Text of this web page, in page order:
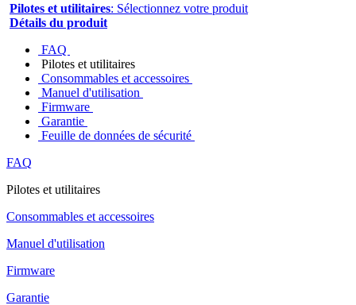
Pilotes et utilitaires: Sélectionnez votre produit
Détails du produit
FAQ
Pilotes et utilitaires
Consommables et accessoires
Manuel d'utilisation
Firmware
Garantie
Feuille de données de sécurité
FAQ
Pilotes et utilitaires
Consommables et accessoires
Manuel d'utilisation
Firmware
Garantie